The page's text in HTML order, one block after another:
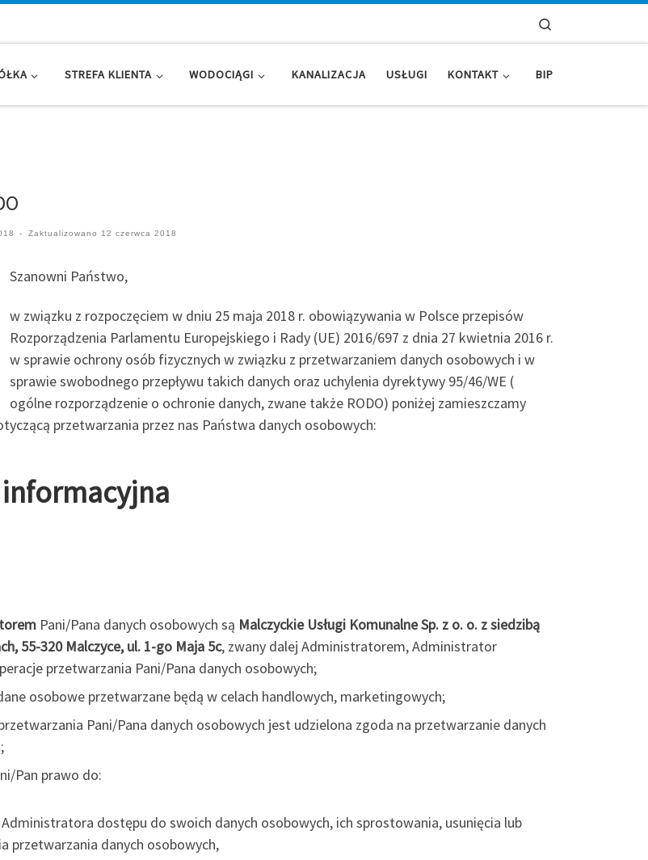
STREFA KLIENTA WODOCIĄGI KANALIZACJA USŁUGI KONTAKT BIP
- Zaktualizowano 12 czerwca 2018
Szanowni Państwo,
w związku z rozpoczęciem w dniu 25 maja 2018 r. obowiązywania w Polsce przepisów
Rozporządzenia Parlamentu Europejskiego i Rady (UE) 2016/697 z dnia 27 kwietnia 2016 r.
w sprawie ochrony osób fizycznych w związku z przetwarzaniem danych osobowych i w
sprawie swobodnego przepływu takich danych oraz uchylenia dyrektywy 95/46/WE (
ogólne rozporządzenie o ochronie danych, zwane także RODO) poniżej zamieszczamy
przetwarzania przez nas Państwa danych osobowych:
Pani/Pana danych osobowych są Malczyckie Usługi Komunalne Sp. z o. o. z siedzibą
55-320 Malczyce, ul. 1-go Maja 5c, zwany dalej Administratorem, Administrator
przetwarzania Pani/Pana danych osobowych;
osobowe przetwarzane będą w celach handlowych, marketingowych;
Pani/Pana danych osobowych jest udzielona zgoda na przetwarzanie danych
Pan prawo do:
dostępu do swoich danych osobowych, ich sprostowania, usunięcia lub
przetwarzania danych osobowych,